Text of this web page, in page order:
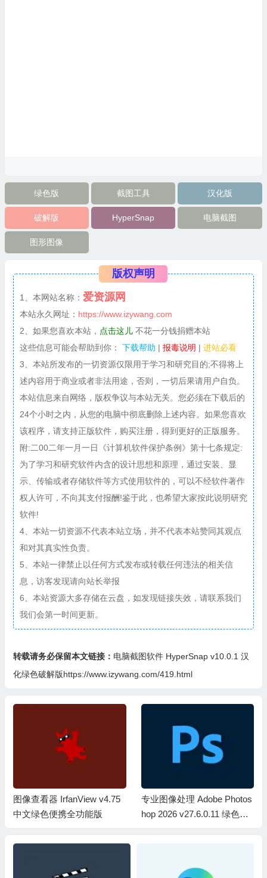
绿色版 截图工具 汉化版
破解版 HyperSnap 电脑截图
图形图像
版权声明
1、本网站名称： 爱资源网
本站永久网址： https://www.izywang.com
2、如果您喜欢本站， 点击这儿不花一分钱捐赠本站
这些信息可能会帮助到你：
下载帮助 | 报毒说明 | 进站必看
3、本站所发布的一切资源仅限用于学习和研究目的;不得将上
述内容用于商业或者非法用途，否则，一切后果请用户自负。
本站信息来自网络，版权争议与本站无关。您必须在下载后的
24个小时之内，从您的电脑中彻底删除上述内容。如果您喜欢
该程序，请支持正版软件，购买注册，得到更好的正版服务。
附:二00二年一月一日《计算机软件保护条例》第十七条规定:
为了学习和研究软件内含的设计思想和原理，通过安装、显
示、传输或者存储软件等方式使用软件的，可以不经软件著作
权人许可，不向其支付报酬!鉴于此，也希望大家按此说明研究
软件!
4、本站一切资源不代表本站立场，并不代表本站赞同其观点
和对其真实性负责。
5、本站一律禁止以任何方式发布或转载任何违法的相关信
息，访客发现请向站长举报
6、本站资源大多存储在云盘，如发现链接失效，请联系我们
我们会第一时间更新。
转载请务必保留本文链接： 电脑截图软件 HyperSnap v10.0.1 汉
化绿色破解版https://www.izywang.com/419.html
图像查看器 IrfanView v4.75
中文绿色便携全功能版
专业图像处理 Adobe Photos
hop 2026 v27.6.0.11 绿色精